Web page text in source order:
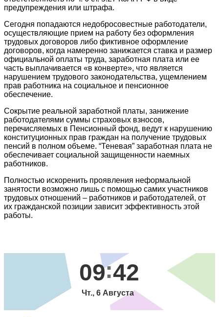
предупреждения или штрафа.
Сегодня попадаются недобросовестные работодатели,
осуществляющие прием на работу без оформления
трудовых договоров либо фиктивное оформление
договоров, когда намеренно занижается ставка и размер
официальной оплаты труда, заработная плата или ее
часть выплачивается «в конверте», что является
нарушением трудового законодательства, ущемлением
прав работника на социальное и пенсионное
обеспечение.
Сокрытие реальной заработной платы, занижение
работодателями суммы страховых взносов,
перечисляемых в Пенсионный фонд, ведут к нарушению
конституционных прав граждан на получение трудовых
пенсий в полном объеме. “Теневая” заработная плата не
обеспечивает социальной защищенности наемных
работников.
Полностью искоренить проявления неформальной
занятости возможно лишь с помощью самих участников
трудовых отношений – работников и работодателей, от
их гражданской позиции зависит эффективность этой
работы.
09 42
Чт., 6 Августа